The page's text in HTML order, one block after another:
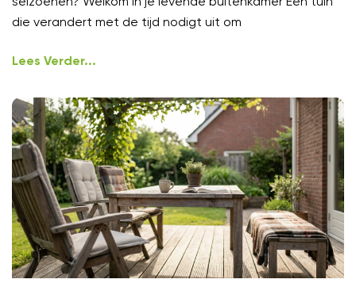
die verandert met de tijd nodigt uit om
Lees Verder...